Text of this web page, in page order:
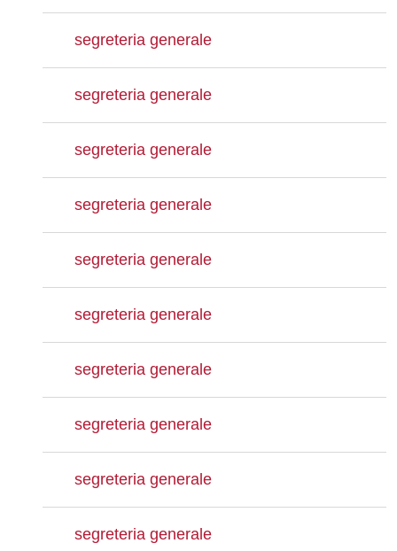
segreteria generale
segreteria generale
segreteria generale
segreteria generale
segreteria generale
segreteria generale
segreteria generale
segreteria generale
segreteria generale
segreteria generale